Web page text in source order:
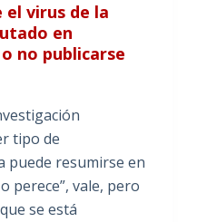
virus de la
en
no publicarse
tipo de
puede resumirse en
perece”, vale, pero
se está